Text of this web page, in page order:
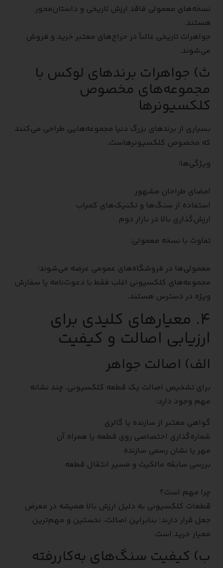
نسخه‌های معمولی فاقد ارزش تاریخی و داستان‌محور
هستند.
جواهرات تاریخی غالباً در حراج‌های معتبر خرید و فروش
می‌شوند.
ث) جواهرات برندهای لوکس با
مجموعه‌های مخصوص
کلکسیونرها
بسیاری از برندهای بزرگ دنیا مجموعه‌هایی طراحی می‌کنند
که مخصوص کلکسیونرهاست.
ویژگی‌ها:
امضای طراحان مشهور
استفاده از سنگ‌ها و تکنیک‌های کمیاب
ارزش‌گذاری بالا در بازار دوم
تفاوت با نسخه معمولی:
معمولی‌ها در فروشگاه‌های عمومی عرضه می‌شوند؛
مجموعه‌های کلکسیونی اغلب فقط با دعوت‌نامه یا سفارش
ویژه در دسترس هستند.
۴. معیارهای کلیدی برای
ارزیابی اصالت و کیفیت
الف) اصالت جواهر
برای تشخیص اصالت یک قطعه کلکسیونی، چند نشانه
مهم وجود دارد:
گواهی معتبر از سازنده یا گالری
شماره‌گذاری اختصاصی روی قطعه یا همراه آن
مهر یا نشان رسمی سازنده
بررسی سابقه مالکیت و مسیر انتقال قطعه
چرا مهم است؟
قطعات کلکسیونی به دلیل ارزش بالا همیشه در معرض
جعل قرار دارند؛ بنابراین اصالت، نخستین و مهم‌ترین
معیار خرید است.
ب) کیفیت سنگ‌های به‌کاررفته